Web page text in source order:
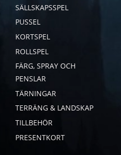
SÄLLSKAPSSPEL
PUSSEL
KORTSPEL
ROLLSPEL
FÄRG, SPRAY OCH
PENSLAR
TÄRNINGAR
TERRÄNG & LANDSKAP
TILLBEHÖR
PRESENTKORT